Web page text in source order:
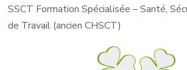
SSCT Formation Spécialisée – Santé,
de Travail (ancien CHSCT)